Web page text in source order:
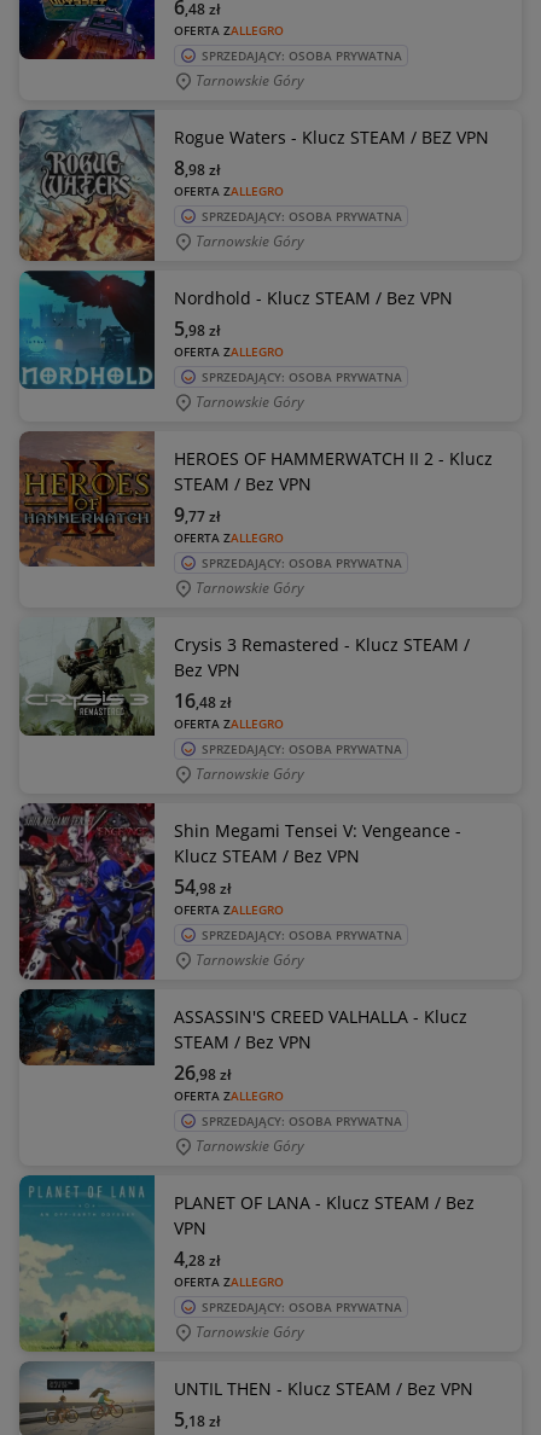
OFERTA ZALLEGRO
6,48zł
SPRZEDAJĄCY: OSOBA PRYWATNA
Tarnowskie Góry
Rogue Waters - Klucz STEAM / BEZ VPN
OFERTA ZALLEGRO
8,98zł
SPRZEDAJĄCY: OSOBA PRYWATNA
Tarnowskie Góry
Nordhold - Klucz STEAM / Bez VPN
OFERTA ZALLEGRO
5,98zł
SPRZEDAJĄCY: OSOBA PRYWATNA
Tarnowskie Góry
HEROES OF HAMMERWATCH II 2 - Klucz
STEAM / Bez VPN
OFERTA ZALLEGRO
9,77zł
SPRZEDAJĄCY: OSOBA PRYWATNA
Tarnowskie Góry
Crysis 3 Remastered - Klucz STEAM /
Bez VPN
OFERTA ZALLEGRO
16,48zł
SPRZEDAJĄCY: OSOBA PRYWATNA
Tarnowskie Góry
Shin Megami Tensei V: Vengeance -
Klucz STEAM / Bez VPN
OFERTA ZALLEGRO
54,98zł
SPRZEDAJĄCY: OSOBA PRYWATNA
Tarnowskie Góry
ASSASSIN'S CREED VALHALLA - Klucz
STEAM / Bez VPN
OFERTA ZALLEGRO
26,98zł
SPRZEDAJĄCY: OSOBA PRYWATNA
Tarnowskie Góry
PLANET OF LANA - Klucz STEAM / Bez
VPN
OFERTA ZALLEGRO
4,28zł
SPRZEDAJĄCY: OSOBA PRYWATNA
Tarnowskie Góry
UNTIL THEN - Klucz STEAM / Bez VPN
5,18zł